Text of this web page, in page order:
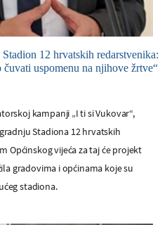
12 hrvatskih redarstvenika:
uspomenu na njihove žrtve“
kampanji „I ti si Vukovar“,
Stadiona 12 hrvatskih
Općinskog vijeća za taj će projekt
gradovima i općinama koje su
stadiona.